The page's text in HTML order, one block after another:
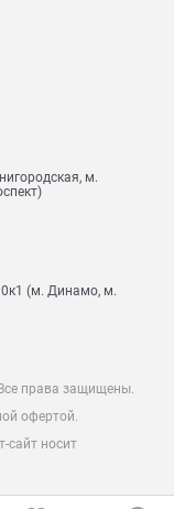
м.
(м. Динамо, м.
права защищены.
офертой.
сайт носит